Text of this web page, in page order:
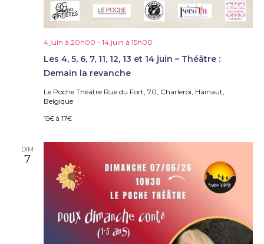
Les 4, 5, 6, 7, 11, 12, 13 et 14 juin – Théâtre :
Demain la revanche
4 juin à 20h00 - 14 juin à 15h00
Le Poche Théâtre Rue du Fort, 70, Charleroi, Hainaut,
Belgique
15€ à 17€
DIM
7